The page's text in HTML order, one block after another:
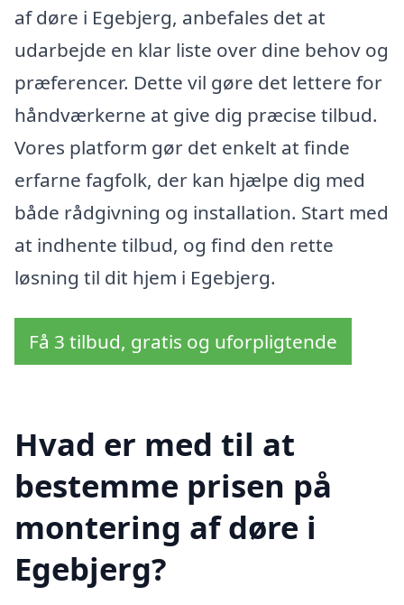
af døre i Egebjerg, anbefales det at
udarbejde en klar liste over dine behov og
præferencer. Dette vil gøre det lettere for
håndværkerne at give dig præcise tilbud.
Vores platform gør det enkelt at finde
erfarne fagfolk, der kan hjælpe dig med
både rådgivning og installation. Start med
at indhente tilbud, og find den rette
løsning til dit hjem i Egebjerg.
Få 3 tilbud, gratis og uforpligtende
Hvad er med til at
bestemme prisen på
montering af døre i
Egebjerg?